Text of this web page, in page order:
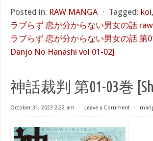
Posted in: RAW MANGA ⋅ Tagged: koi,
ラブらず 恋が分からない男女の話 raw
ラブらず 恋が分からない男女の話 第
Danjo No Hanashi vol 01-02]
神話裁判 第01-03巻
October 31, 2023 2:22 am ⋅ Leave a Comment ⋅